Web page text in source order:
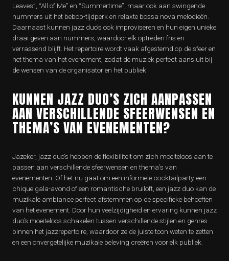
Leaves”, “All of Me” en “Summertime”, maar ook aan swingende
nummers uit het bebop-tijdperk en relaxte bossa nova melodieën.
Daarnaast kunnen jazz duo’s ook improviseren en hun eigen unieke
draai geven aan nummers, waardoor elk optreden fris en
verrassend blijft. Het repertoire wordt vaak afgestemd op de sfeer en
het thema van het evenement, zodat de muziek perfect aansluit bij
de wensen van de organisator en het publiek.
KUNNEN JAZZ DUO’S ZICH AANPASSEN
AAN VERSCHILLENDE SFEERWENSEN EN
THEMA’S VAN EVENEMENTEN?
Jazeker, jazz duo’s hebben de flexibiliteit om zich moeiteloos aan te
passen aan verschillende sfeerwensen en thema’s van
evenementen. Of het nu gaat om een informele cocktailparty, een
chique gala-avond of een romantische bruiloft, een jazz duo kan de
muzikale ambiance perfect afstemmen op de specifieke behoeften
van het evenement. Door hun veelzijdigheid en ervaring kunnen jazz
duo’s moeiteloos schakelen tussen verschillende stijlen en genres
binnen het jazzrepertoire, waardoor ze de juiste toon weten te zetten
en een onvergetelijke muzikale beleving creëren voor elk publiek.